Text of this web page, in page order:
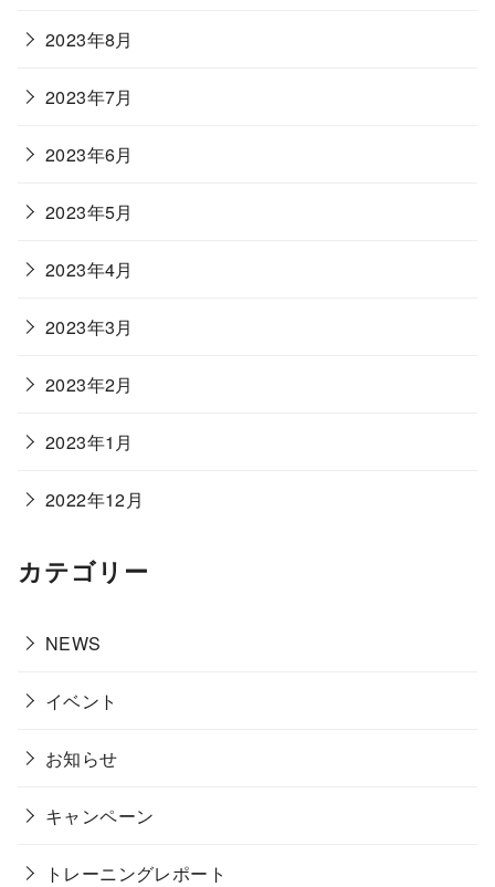
2023年8月
2023年7月
2023年6月
2023年5月
2023年4月
2023年3月
2023年2月
2023年1月
2022年12月
カテゴリー
NEWS
イベント
お知らせ
キャンペーン
トレーニングレポート